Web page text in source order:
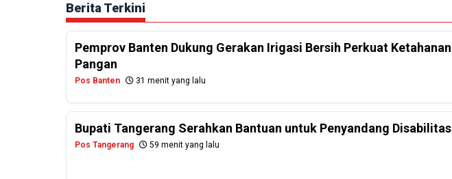
Berita Terkini
Pemprov Banten Dukung Gerakan Irigasi Bersih Perkuat Ketahanan
Pangan
Pos Banten 31 menit yang lalu
Bupati Tangerang Serahkan Bantuan untuk Penyandang Disabilitas
Pos Tangerang 59 menit yang lalu